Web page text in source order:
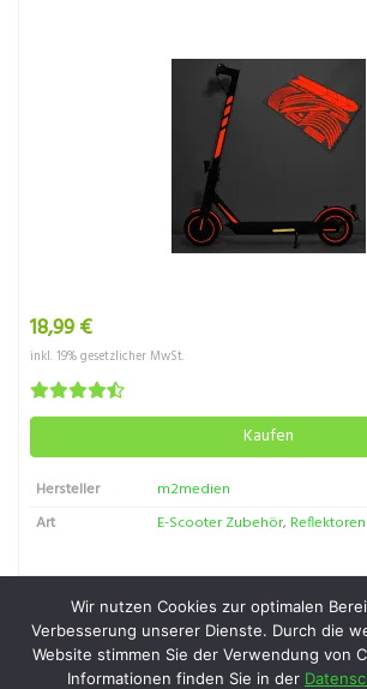
18,99 €
inkl. 19% gesetzlicher MwSt.
Kaufen
Hersteller
m2medien
Art
E-Scooter Zubehör, Reflektoren
Wir nutzen Cookies zur optimalen
Verbesserung unserer Dienste. Durch die
Website stimmen Sie der Verwendung von
Informationen finden Sie in der